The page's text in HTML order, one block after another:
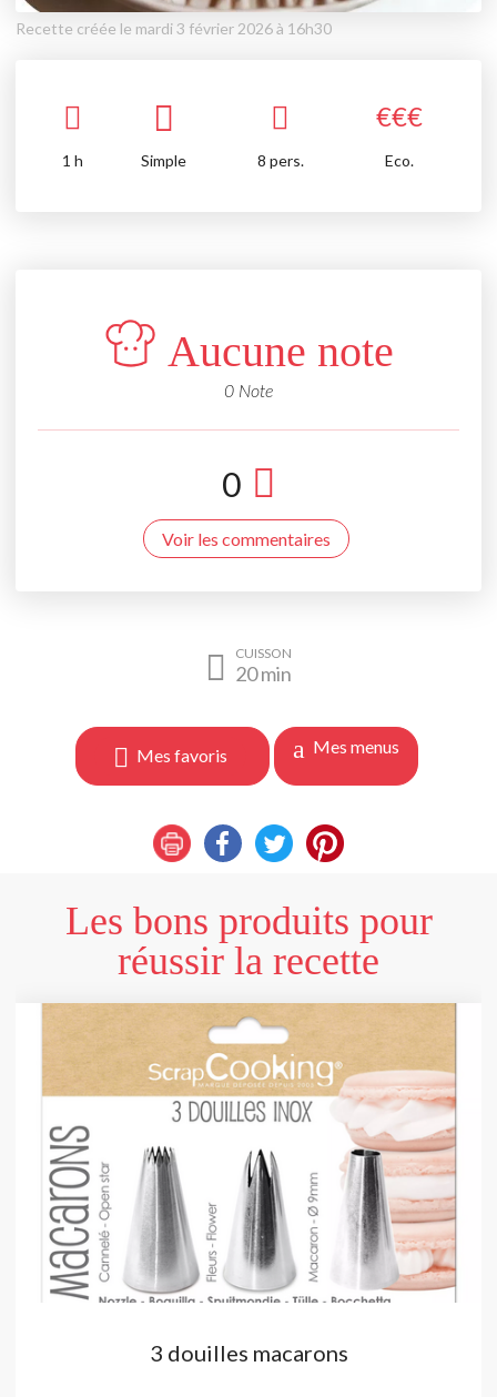
Recette créée le mardi 3 février 2026 à 16h30
€€€
1 h Simple 8 pers. Eco.
Aucune note
0 Note
0
Voir les commentaires
CUISSON
20min
Mes favoris Mes menus
Les bons produits pour
réussir la recette
3 douilles macarons